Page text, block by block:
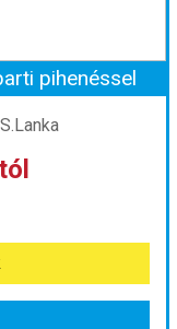
éj
tól
pihenéssel